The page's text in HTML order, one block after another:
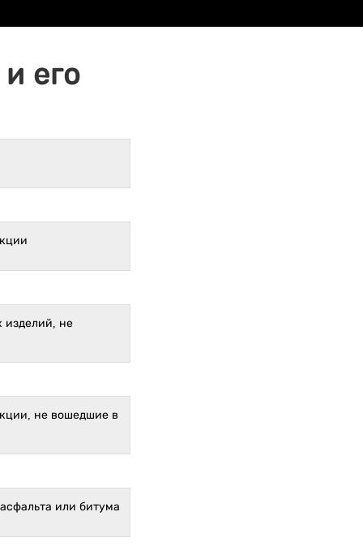
его
изделий, не
не вошедшие в
или битума